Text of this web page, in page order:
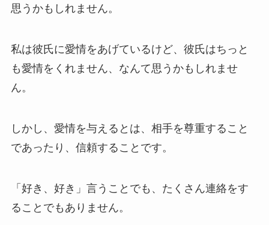
思うかもしれません。
私は彼氏に愛情をあげているけど、彼氏はちっと
も愛情をくれません、なんて思うかもしれませ
ん。
しかし、愛情を与えるとは、相手を尊重すること
であったり、信頼することです。
「好き、好き」言うことでも、たくさん連絡をす
ることでもありません。